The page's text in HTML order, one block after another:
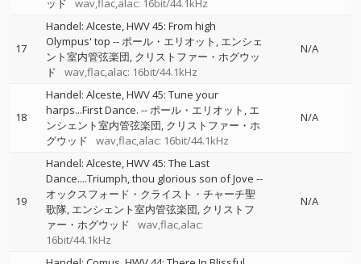
ッド
wav,flac,alac: 16bit/44.1kHz
17
Handel: Alceste, HWV 45: From high
Olympus' top --ポール・エリオット エンシェ
ント室内管弦楽団 クリストファー・ホグウッ
ド
wav,flac,alac: 16bit/44.1kHz
N/A
18
Handel: Alceste, HWV 45: Tune your
harps...First Dance. --ポール・エリオット エ
ンシェント室内管弦楽団 クリストファー・ホ
グウッド
wav,flac,alac: 16bit/44.1kHz
N/A
19
Handel: Alceste, HWV 45: The Last
Dance....Triumph, thou glorious son of Jove --
オックスフォード・クライスト・チャーチ聖
歌隊 エンシェント室内管弦楽団 クリストフ
ァー・ホグウッド
wav,flac,alac:
16bit/44.1kHz
N/A